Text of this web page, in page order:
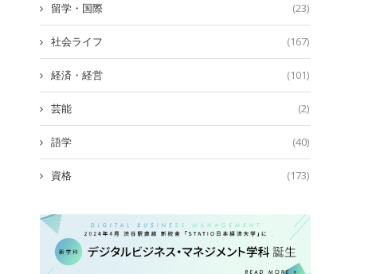
留学・国際 (23)
社会ライフ (167)
経済・経営 (101)
芸能 (2)
語学 (40)
資格 (173)